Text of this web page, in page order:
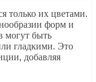
только их цветами.
форм и
могут быть
гладкими. Это
добавляя